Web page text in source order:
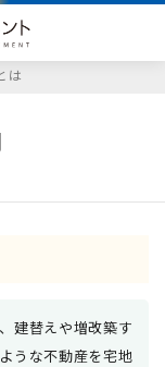
は
建替えや増改築す
うな不動産を宅地